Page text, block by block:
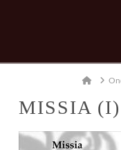
Home
MISSIA